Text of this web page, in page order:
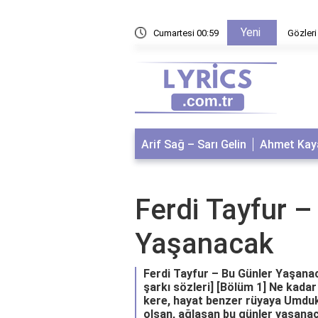
Cumartesi 00:59 Yeni Gözleri
Arif Sağ – Sarı Gelin Ahmet
Ferdi Tayfur
Yaşanacak
Ferdi Tayfur – Bu Günler
şarkı sözleri] [Bölüm 1] Ne
kere, hayat benzer rüyaya
olsan, ağlasan bu günler